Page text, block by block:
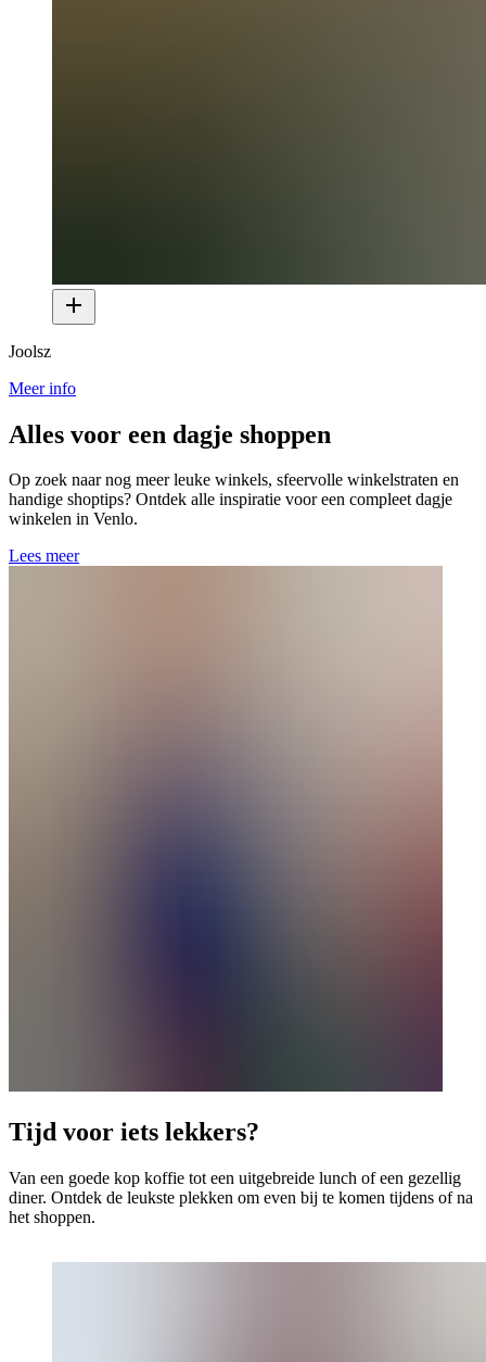
Joolsz
Meer info
Alles voor een dagje shoppen
Op zoek naar nog meer leuke winkels, sfeervolle winkelstraten en
handige shoptips? Ontdek alle inspiratie voor een compleet dagje
winkelen in Venlo.
Lees meer
Tijd voor iets lekkers?
Van een goede kop koffie tot een uitgebreide lunch of een gezellig
diner. Ontdek de leukste plekken om even bij te komen tijdens of na
het shoppen.